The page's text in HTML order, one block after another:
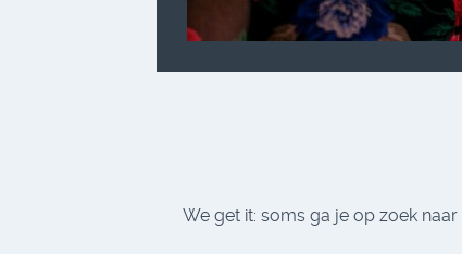
We get it: soms ga je op zoek naar